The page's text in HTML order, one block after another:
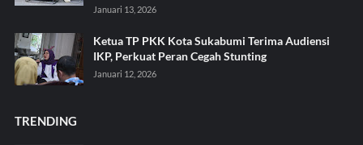
Januari 13, 2026
Ketua TP PKK Kota Sukabumi Terima Audiensi
IKP, Perkuat Peran Cegah Stunting
Januari 12, 2026
TRENDING